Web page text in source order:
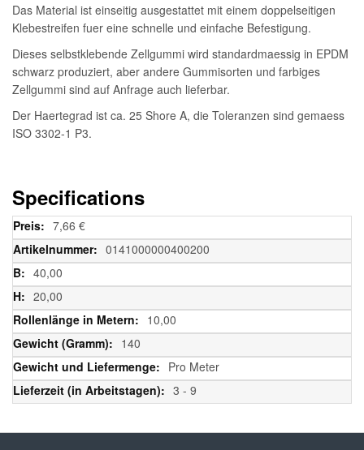
Das Material ist einseitig ausgestattet mit einem doppelseitigen
Klebestreifen fuer eine schnelle und einfache Befestigung.
Dieses selbstklebende Zellgummi wird standardmaessig in EPDM
schwarz produziert, aber andere Gummisorten und farbiges
Zellgummi sind auf Anfrage auch lieferbar.
Der Haertegrad ist ca. 25 Shore A, die Toleranzen sind gemaess
ISO 3302-1 P3.
Specifications
Weitere
Informationen
7,66 €
0141000000400200
40,00
20,00
10,00
140
Pro Meter
3 - 9